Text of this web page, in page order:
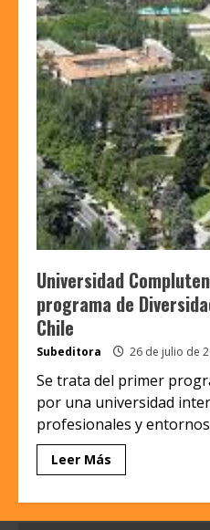
Universidad
programa de
Chile
Subeditora 26 de julio de
Se trata del primer
por una universidad
profesionales y
Leer Más